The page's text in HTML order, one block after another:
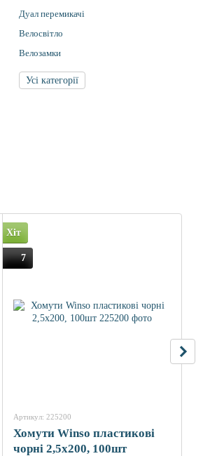
Дуал перемикачі
Велосвітло
Велозамки
Усі категорії
Хіт
7
Артикул: 225200
Хомути Winso пластикові
чорні 2,5x200, 100шт